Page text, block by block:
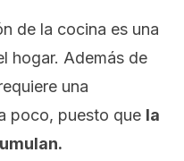
de la cocina es una
hogar. Además de
una
poco, puesto que la